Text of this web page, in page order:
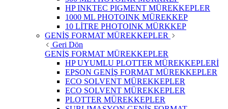
HP INKTEC PIGMENT MÜREKKEPLER
1000 ML PHOTOINK MÜREKKEP
10 LİTRE PHOTOINK MÜRKKEP
GENİŞ FORMAT MÜREKKEPLER
Geri Dön
GENİŞ FORMAT MÜREKKEPLER
HP UYUMLU PLOTTER MÜREKKEPLERİ
EPSON GENİŞ FORMAT MÜREKKEPLER
ECO SOLVENT MÜREKKEPLER
ECO SOLVENT MÜREKKEPLER
PLOTTER MÜREKKEPLER